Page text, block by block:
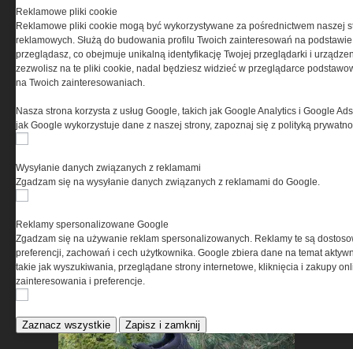
Retraktory Gear Keeper –
dlaczego coraz częściej
zastępują klasyczne smycze
uzyskaniu pozwolenia – co
mówi prawo i jak wybrać
właściwy sprzęt
Reklamowe pliki cookie
Reklamowe pliki cookie mogą być wykorzystywane za pośrednictwem naszej
reklamowych. Służą do budowania profilu Twoich zainteresowań na
przeglądasz, co obejmuje unikalną identyfikację Twojej przeglądarki i
zezwolisz na te pliki cookie, nadal będziesz widzieć w przeglądarce
na Twoich zainteresowaniach.
Nasza strona korzysta z usług Google, takich jak Google Analytics i Google
jak Google wykorzystuje dane z naszej strony, zapoznaj się z polityką
Wysyłanie danych związanych z reklamami
Zgadzam się na wysyłanie danych związanych z reklamami do Google.
Reklamy spersonalizowane Google
Zgadzam się na używanie reklam spersonalizowanych. Reklamy te są
preferencji, zachowań i cech użytkownika. Google zbiera dane na temat
takie jak wyszukiwania, przeglądane strony internetowe, kliknięcia i zakupy
zainteresowania i preferencje.
Zaznacz wszystkie Zapisz i zamknij